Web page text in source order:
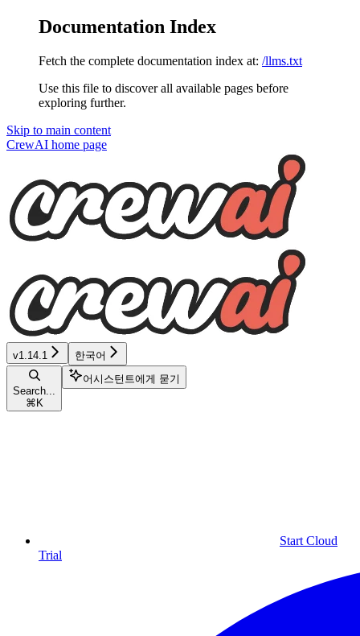
Documentation Index
Fetch the complete documentation index at: /llms.txt
Use this file to discover all available pages before
exploring further.
Skip to main content
CrewAI home page
v1.14.1 한국어
Search...
⌘ K
어시스턴트에게 묻기
Start Cloud
Trial